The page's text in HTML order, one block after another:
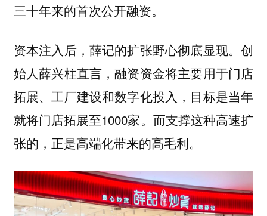
三十年来的首次公开融资。
资本注入后，薛记的扩张野心彻底显现。创
始人薛兴柱直言，融资资金将主要用于门店
拓展、工厂建设和数字化投入，目标是当年
就将门店拓展至1000家。而支撑这种高速扩
张的，正是高端化带来的高毛利。